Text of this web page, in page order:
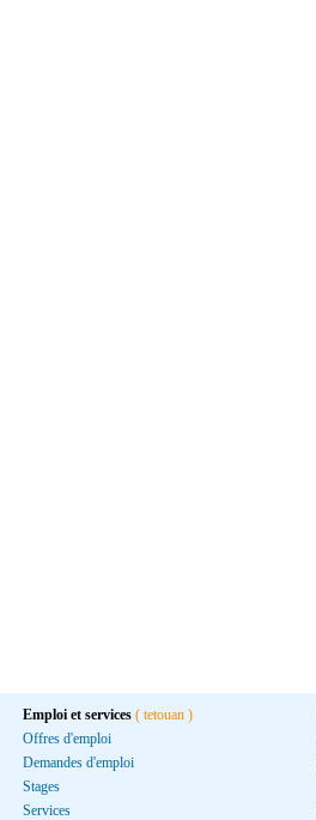
Emploi et services ( tetouan )
Offres d'emploi
Demandes d'emploi
Stages
Services